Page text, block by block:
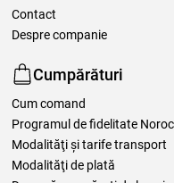
Contact
Despre companie
Cumpărături
Cum comand
Programul de fidelitate
Modalităţi şi tarife transport
Modalităţi de plată